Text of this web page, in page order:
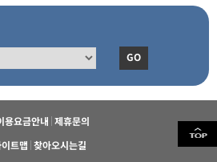
GO
용요금안내 제휴문의
트맵 찾아오시는길